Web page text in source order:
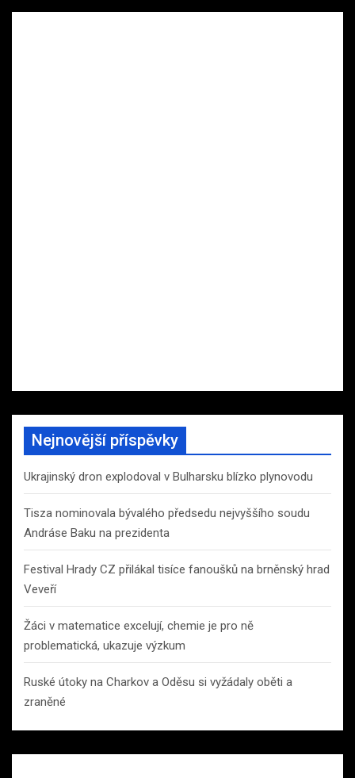
Nejnovější příspěvky
Ukrajinský dron explodoval v Bulharsku blízko plynovodu
Tisza nominovala bývalého předsedu nejvyššího soudu
Andráse Baku na prezidenta
Festival Hrady CZ přilákal tisíce fanoušků na brněnský hrad
Veveří
Žáci v matematice excelují, chemie je pro ně
problematická, ukazuje výzkum
Ruské útoky na Charkov a Oděsu si vyžádaly oběti a
zraněné